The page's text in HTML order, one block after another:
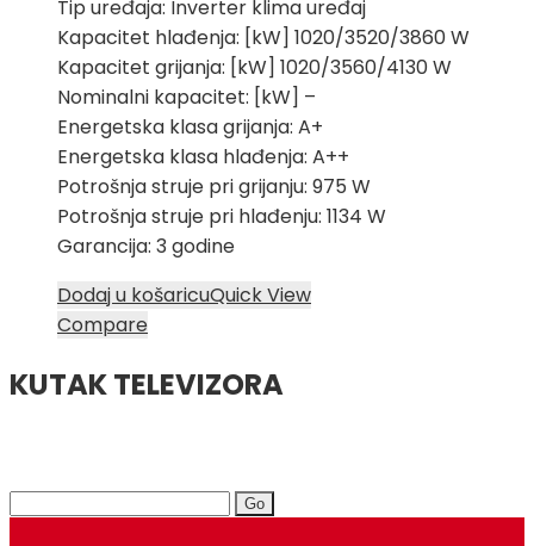
Tip uređaja: Inverter klima uređaj
Kapacitet hlađenja: [kW] 1020/3520/3860 W
Kapacitet grijanja: [kW] 1020/3560/4130 W
Nominalni kapacitet: [kW] –
Energetska klasa grijanja: A+
Energetska klasa hlađenja: A++
Potrošnja struje pri grijanju: 975 W
Potrošnja struje pri hlađenju: 1134 W
Garancija: 3 godine
Dodaj u košaricuQuick View
Compare
KUTAK TELEVIZORA
Search